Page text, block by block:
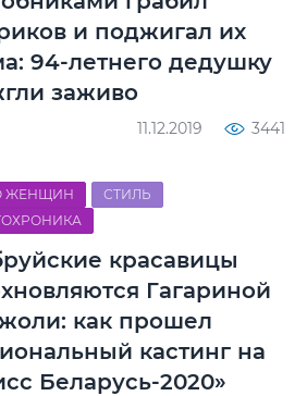
и поджигал их
94-летнего дедушку
заживо
11.12.2019 3441
ЖЕНЩИН
СТИЛЬ
красавицы
Гагариной
как прошел
кастинг на
Беларусь-2020»